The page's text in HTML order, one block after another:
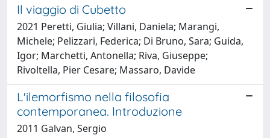
Il viaggio di Cubetto
2021 Peretti, Giulia; Villani, Daniela; Marangi,
Michele; Pelizzari, Federica; Di Bruno, Sara; Guida,
Igor; Marchetti, Antonella; Riva, Giuseppe;
Rivoltella, Pier Cesare; Massaro, Davide
L'ilemorfismo nella filosofia
contemporanea. Introduzione
2011 Galvan, Sergio